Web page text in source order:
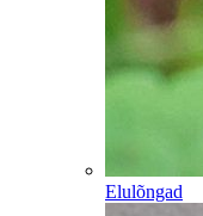
Elulõngad